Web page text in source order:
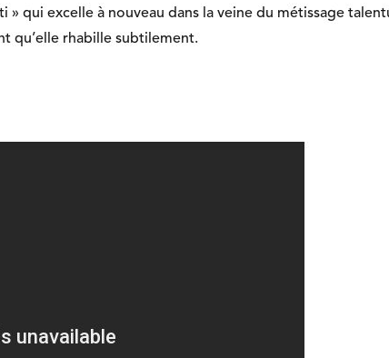
qui excelle à nouveau dans la veine du métissage
qu’elle rhabille subtilement.